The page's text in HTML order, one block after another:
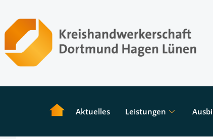
Aktuelles Leistungen